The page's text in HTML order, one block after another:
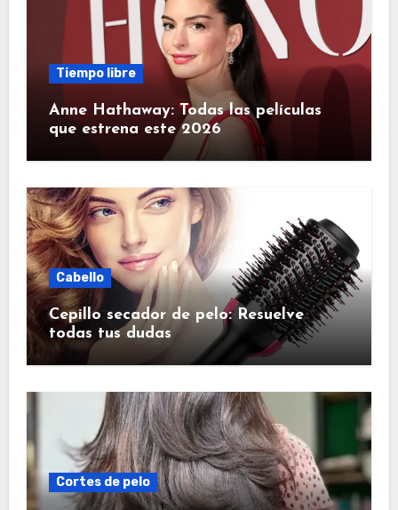
Tiempo libre
Anne Hathaway: Todas las películas
que estrena este 2026
Cabello
Cepillo secador de pelo: Resuelve
todas tus dudas
Cortes de pelo